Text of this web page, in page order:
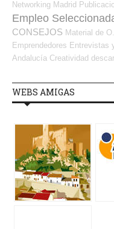
Networking Madrid
Empleo
CONSEJOS Material de
Emprendedores Entrevistas
Andalucía Creatividad
WEBS AMIGAS